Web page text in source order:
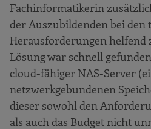
Fachinformatikerin
der Auszubildenden bei den
Herausforderungen helfend
Lösung war schnell
cloud-fähiger NAS-Server
netzwerkgebundenen
dieser sowohl den
als auch das Budget nicht